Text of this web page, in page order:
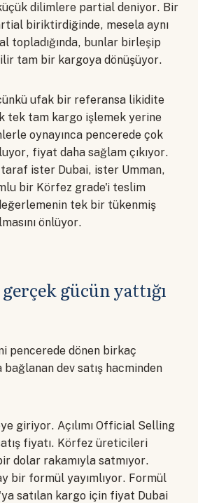
dilimlere partial deniyor. Bir
biriktirdiğinde, mesela aynı
topladığında, bunlar birleşip
tam bir kargoya dönüşüyor.
ufak bir referansa likidite
tek tam kargo işlemek yerine
oynayınca pencerede çok
fiyat daha sağlam çıkıyor.
ister Dubai, ister Umman,
bir Körfez grade'i teslim
tek bir tükenmiş
önlüyor.
gücün yattığı
pencerede dönen birkaç
dev satış hacminden
giriyor. Açılımı Official Selling
fiyatı. Körfez üreticileri
dolar rakamıyla satmıyor.
bir formül yayımlıyor. Formül
satılan kargo için fiyat Dubai